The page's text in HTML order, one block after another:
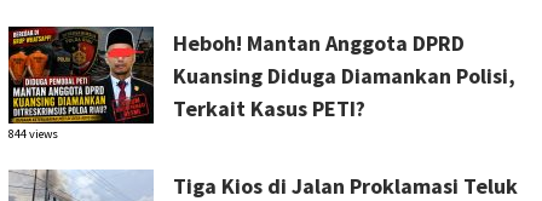
Heboh! Mantan Anggota DPRD
Kuansing Diduga Diamankan Polisi,
Terkait Kasus PETI?
844 views
Tiga Kios di Jalan Proklamasi Teluk